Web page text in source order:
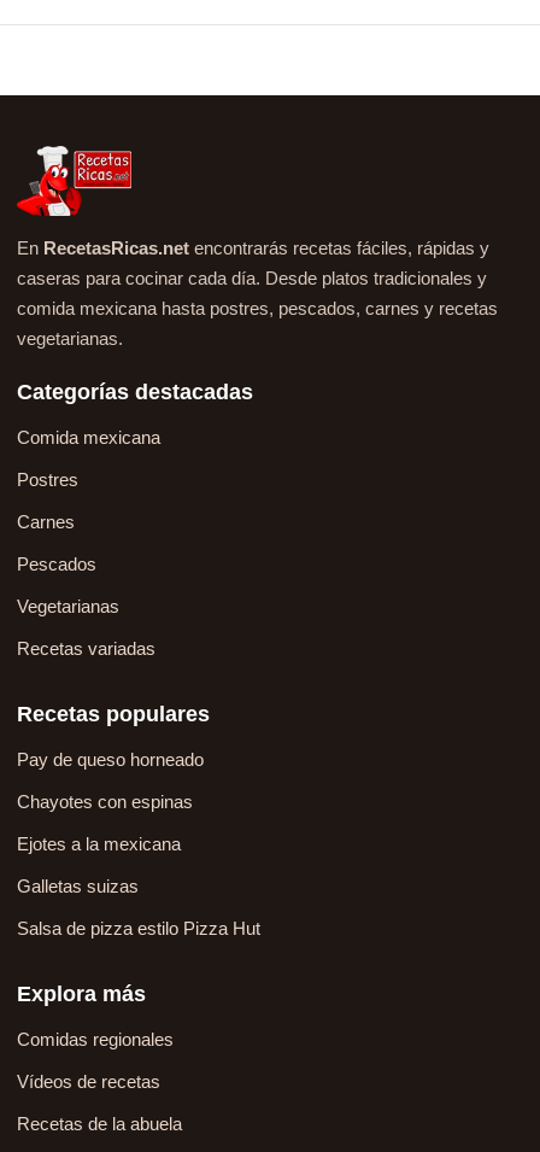
En RecetasRicas.net encontrarás recetas fáciles, rápidas y
caseras para cocinar cada día. Desde platos tradicionales y
comida mexicana hasta postres, pescados, carnes y recetas
vegetarianas.
Categorías destacadas
Comida mexicana
Postres
Carnes
Pescados
Vegetarianas
Recetas variadas
Recetas populares
Pay de queso horneado
Chayotes con espinas
Ejotes a la mexicana
Galletas suizas
Salsa de pizza estilo Pizza Hut
Explora más
Comidas regionales
Vídeos de recetas
Recetas de la abuela